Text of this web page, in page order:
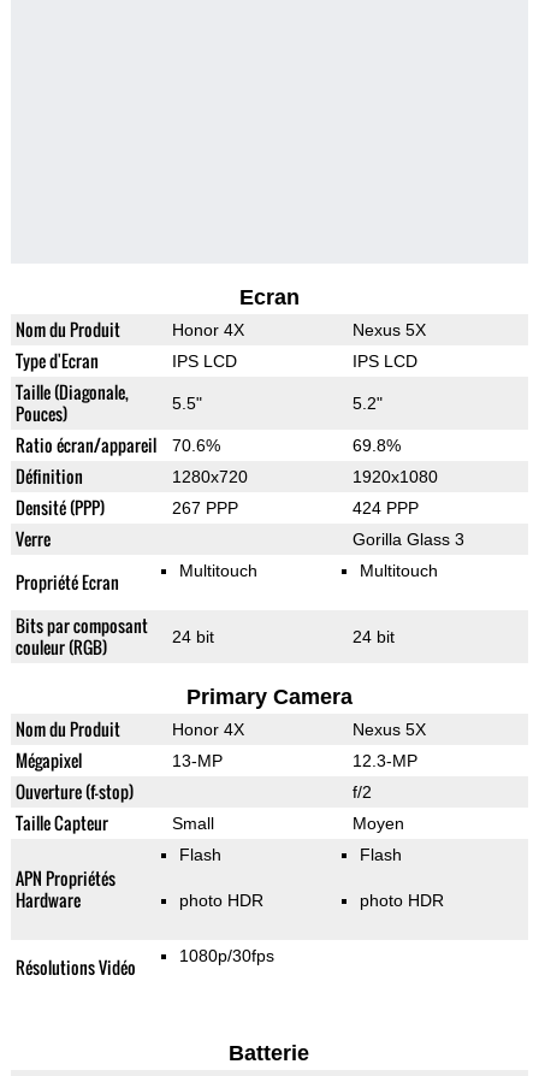
Ecran
Nom du Produit Honor 4X Nexus 5X
Type d'Ecran IPS LCD IPS LCD
Taille (Diagonale,
Pouces)
5.5" 5.2"
Ratio écran/appareil 70.6% 69.8%
Définition 1280x720 1920x1080
Densité (PPP) 267 PPP 424 PPP
Verre Gorilla Glass 3
Propriété Ecran Multitouch Multitouch
Bits par composant
couleur (RGB)
24 bit 24 bit
Primary Camera
Nom du Produit Honor 4X Nexus 5X
Mégapixel 13-MP 12.3-MP
Ouverture (f-stop) f/2
Taille Capteur Small Moyen
APN Propriétés
Hardware
Flash
photo HDR
Flash
photo HDR
Résolutions Vidéo 1080p/30fps
Batterie